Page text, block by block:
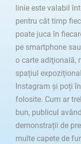
linie este valabil
pentru cât timp
poate juca în
pe smartphone
o carte adiţională,
spațiul
Instagram și poți
folosite. Cum ar
bun, publicul
demonstrații de
multe capete de